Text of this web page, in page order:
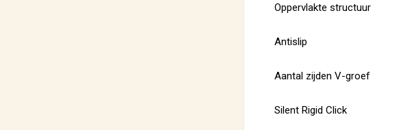
Oppervlakte structuur
Antislip
Aantal zijden V-groef
Silent Rigid Click